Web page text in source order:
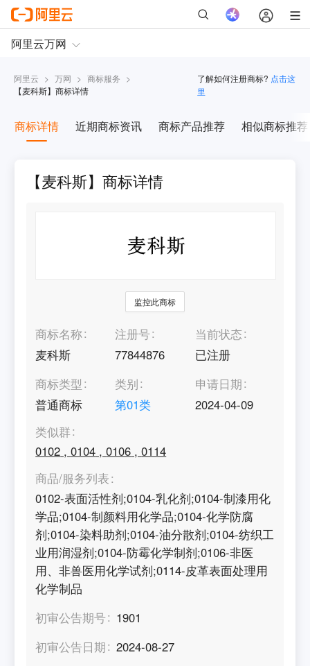
阿里云 > 万网 > 商标服务 >
【麦科斯】商标详情
了解如何注册商标? 点击这
里
商标详情 近期商标资讯 商标产品推荐 相似商标推荐
【麦科斯】商标详情
监控此商标
商标名称
麦科斯
注册号
77844876
当前状态
已注册
商标类型
普通商标
类别
第01类
申请日期
2024-04-09
类似群
0102 ,0104 ,0106 ,0114
商品/服务列表
0102-表面活性剂;0104-乳化剂;0104-制漆用化
学品;0104-制颜料用化学品;0104-化学防腐
剂;0104-染料助剂;0104-油分散剂;0104-纺织工
业用润湿剂;0104-防霉化学制剂;0106-非医
用、非兽医用化学试剂;0114-皮革表面处理用
化学制品
初审公告期号
1901
初审公告日期
2024-08-27